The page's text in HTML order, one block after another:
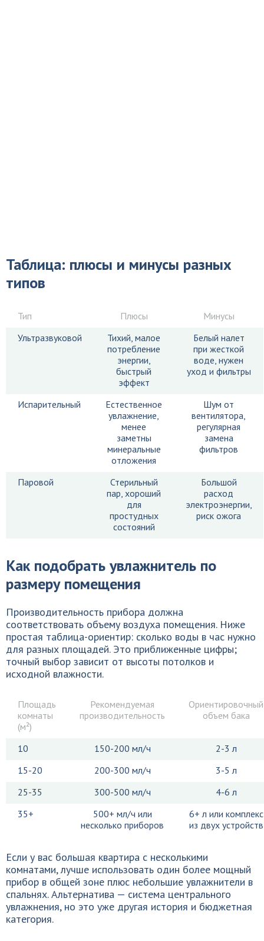
Таблица: плюсы и минусы разных
типов
Тип Плюсы
Минусы
Ультразвуковой
Тихий, малое
потребление
энергии,
быстрый
эффект
Белый налет
при жесткой
воде, нужен
уход и фильтры
Испарительный
Естественное
увлажнение,
менее
заметны
минеральные
отложения
Шум от
вентилятора,
регулярная
замена
фильтров
Паровой
Стерильный
пар, хороший
для
простудных
состояний
Большой
расход
электроэнергии,
риск ожога
Как подобрать увлажнитель по
размеру помещения
Производительность прибора должна
соответствовать объему воздуха помещения. Ниже
простая таблица-ориентир: сколько воды в час нужно
для разных площадей. Это приближенные цифры;
точный выбор зависит от высоты потолков и
исходной влажности.
Площадь
комнаты
(м²)
Рекомендуемая
производительность
Ориентировочный
объем бака
10 150-200 мл/ч
2-3 л
15-20
200-300 мл/ч
3-5 л
25-35
300-500 мл/ч
4-6 л
35+
500+ мл/ч или
несколько приборов
6+ л или комплекс
из двух устройств
Если у вас большая квартира с несколькими
комнатами, лучше использовать один более мощный
прибор в общей зоне плюс небольшие увлажнители в
спальнях. Альтернатива — система центрального
увлажнения, но это уже другая история и бюджетная
категория.